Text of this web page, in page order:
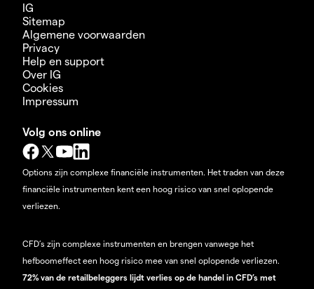
IG
Sitemap
Algemene voorwaarden
Privacy
Help en support
Over IG
Cookies
Impressum
Volg ons online
Options zijn complexe financiële instrumenten. Het traden van deze
financiële instrumenten kent een hoog risico van snel oplopende
verliezen.
CFD’s zijn complexe instrumenten en brengen vanwege het
hefboomeffect een hoog risico mee van snel oplopende verliezen.
72% van de retailbeleggers lijdt verlies op de handel in CFD’s met